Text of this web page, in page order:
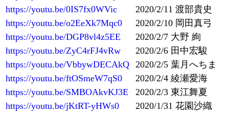
https://youtu.be/0IS7fx0WVic
2020/2/11 渡部貴史
https://youtu.be/o2EeXk7Mqc0
2020/2/10 岡田真弓
https://youtu.be/DGP8vl4z5EE
2020/2/7 大野 絢
https://youtu.be/ZyC4rFJ4vRw
2020/2/6 田中宏駿
https://youtu.be/VbbywDECAkQ 2020/2/5 葉月へちま
https://youtu.be/ftOSmeW7qS0
2020/2/4 綾瀬愛海
https://youtu.be/SMBOAkvKJ3E
2020/2/3 東江舞夏
https://youtu.be/jKtRT-yHWs0
2020/1/31 花園沙織